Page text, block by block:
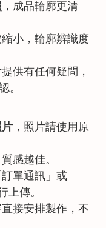
，成品輪廓更清
小，輪廓辨識度
供有任何疑問，
。
，照片請使用原
感越佳。
單通訊」或
傳。
接安排製作，不